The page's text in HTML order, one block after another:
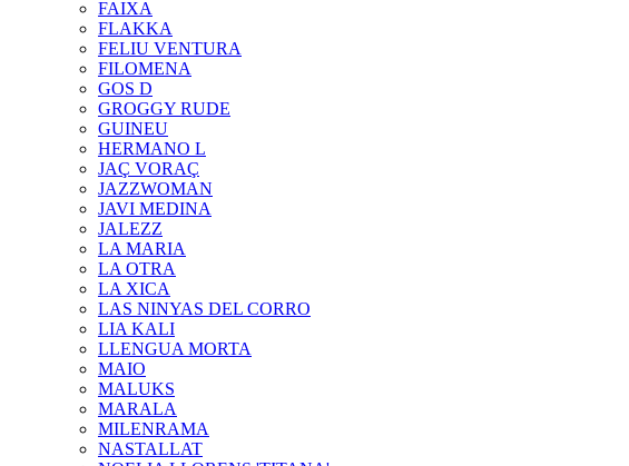
FAIXA
FLAKKA
FELIU VENTURA
FILOMENA
GOS D
GROGGY RUDE
GUINEU
HERMANO L
JAÇ VORAÇ
JAZZWOMAN
JAVI MEDINA
JALEZZ
LA MARIA
LA OTRA
LA XICA
LAS NINYAS DEL CORRO
LIA KALI
LLENGUA MORTA
MAIO
MALUKS
MARALA
MILENRAMA
NASTALLAT